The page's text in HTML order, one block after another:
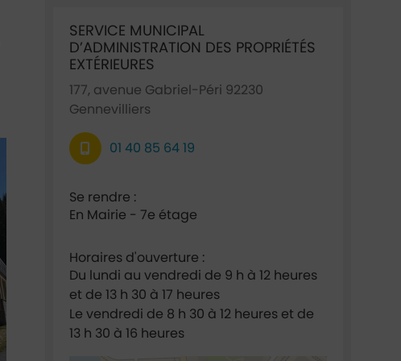
SERVICE MUNICIPAL
D’ADMINISTRATION DES PROPRIÉTÉS
EXTÉRIEURES
177, avenue Gabriel-Péri 92230
Gennevilliers
01 40 85 64 19
Se rendre :
En Mairie - 7e étage
Horaires d'ouverture :
Du lundi au vendredi de 9 h à 12 heures
et de 13 h 30 à 17 heures
Le vendredi de 8 h 30 à 12 heures et de
13 h 30 à 16 heures